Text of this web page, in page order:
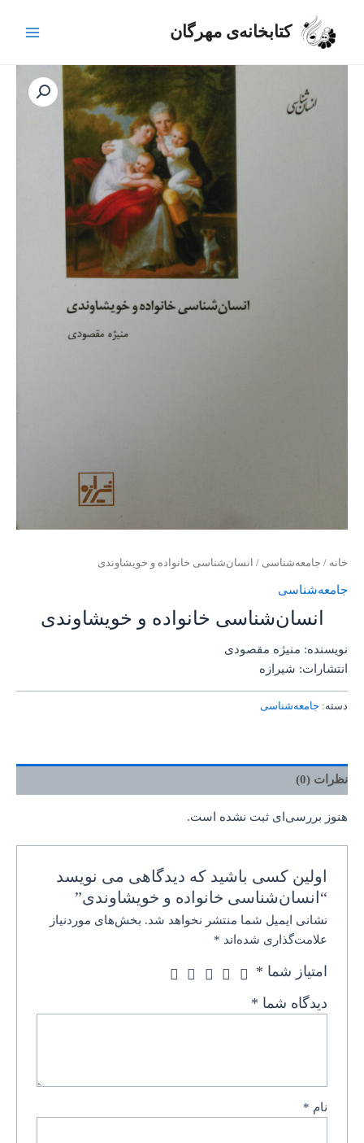
کتابخانه‌ی مهرگان
خانه / جامعه‌شناسی / انسان‌شناسی خانواده و خویشاوندی
جامعه‌شناسی
انسان‌شناسی خانواده و خویشاوندی
نویسنده: منیژه مقصودی
انتشارات: شیرازه
دسته: جامعه‌شناسی
نظرات (0)
هنوز بررسی‌ای ثبت نشده است.
اولین کسی باشید که دیدگاهی می نویسد
“انسان‌شناسی خانواده و خویشاوندی”
نشانی ایمیل شما منتشر نخواهد شد. بخش‌های موردنیاز
علامت‌گذاری شده‌اند *
امتیاز شما *
دیدگاه شما *
نام *